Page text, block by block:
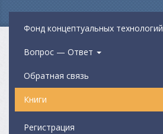
Фонд концептуальных технологий
Вопрос — Ответ
Обратная связь
Книги
Регистрация